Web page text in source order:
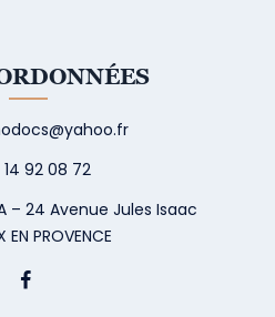
92 08 72
– 24 Avenue Jules Isaac
EN PROVENCE